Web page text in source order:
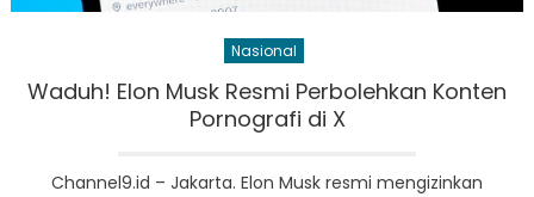
Nasional
Waduh! Elon Musk Resmi Perbolehkan Konten
Pornografi di X
Channel9.id – Jakarta. Elon Musk resmi mengizinkan